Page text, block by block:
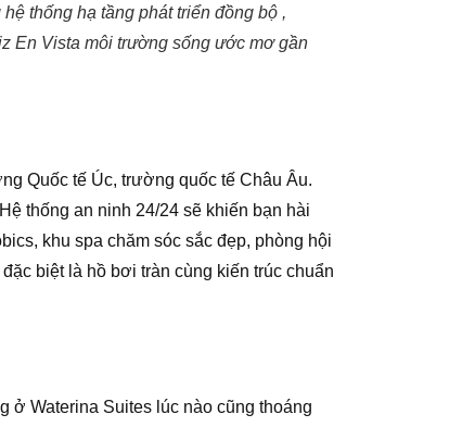
thống hạ tầng phát triển đồng bộ ,
En Vista môi trường sống ước mơ gần
Quốc tế Úc, trường quốc tế Châu Âu.
thống an ninh 24/24 sẽ khiến bạn hài
khu spa chăm sóc sắc đẹp, phòng hội
biệt là hồ bơi tràn cùng kiến trúc chuẩn
ở Waterina Suites lúc nào cũng thoáng